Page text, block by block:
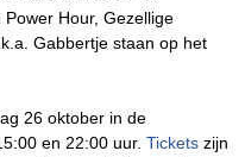
Hour, Gezellige
Gabbertje staan op het
26 oktober in de
en 22:00 uur. Tickets zijn